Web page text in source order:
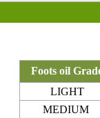
Foots oil
LIGHT
MEDIUM